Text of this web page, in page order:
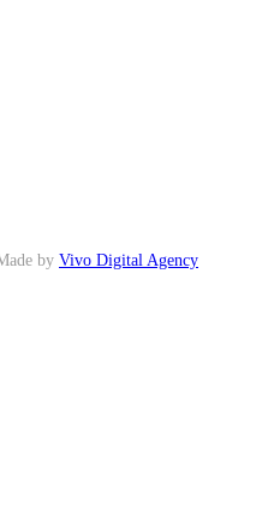
by Vivo Digital Agency